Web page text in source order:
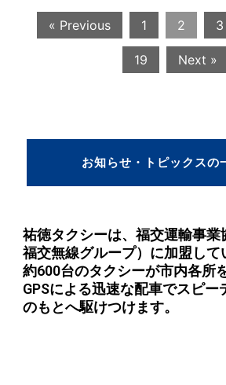
« Previous 1 2 3
19 Next »
お知らせ・トピックスの
祐徳タクシーは、福交運輸事業
福交無線グループ）に加盟して
約600台のタクシーが市内各所
GPSによる迅速な配車でスピー
のもとへ駆けつけます。